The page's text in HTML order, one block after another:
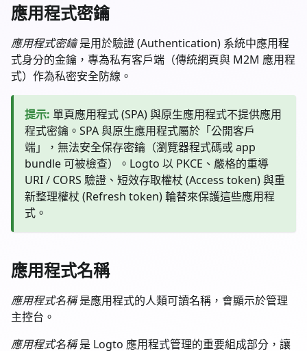
應用程式密鑰
應用程式密鑰是用於驗證 (Authentication) 系統中應用程
式身分的金鑰，專為私有客戶端（傳統網頁與 M2M 應用程
式）作為私密安全防線。
提示: 單頁應用程式 (SPA) 與原生應用程式不提供應用
程式密鑰。SPA 與原生應用程式屬於「公開客戶
端」，無法安全保存密鑰（瀏覽器程式碼或 app
bundle 可被檢查）。Logto 以 PKCE、嚴格的重導
URI / CORS 驗證、短效存取權杖 (Access token) 與重
新整理權杖 (Refresh token) 輪替來保護這些應用程
式。
應用程式名稱
應用程式名稱是應用程式的人類可讀名稱，會顯示於管理
主控台。
應用程式名稱是 Logto 應用程式管理的重要組成部分，讓